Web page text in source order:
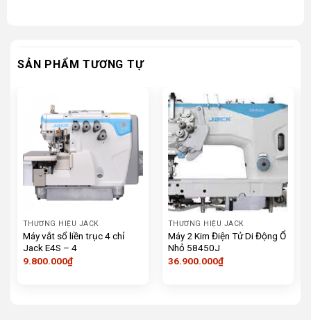
SẢN PHẨM TƯƠNG TỰ
THƯƠNG HIỆU JACK
Máy vắt sổ liền trục 4 chỉ
Jack E4S – 4
9.800.000₫
THƯƠNG HIỆU JACK
Máy 2 Kim Điện Tử Di Động Ổ
Nhỏ 58450J
36.900.000₫